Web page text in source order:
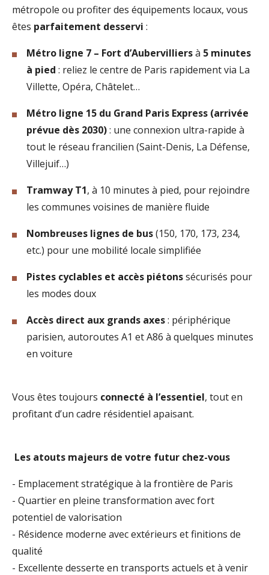
métropole ou profiter des équipements locaux, vous
êtes parfaitement desservi :
Métro ligne 7 – Fort d’Aubervilliersà 5 minutes
à pied : reliez le centre de Paris rapidement via La
Villette, Opéra, Châtelet…
Métro ligne 15 du Grand Paris Express (arrivée
prévue dès 2030): une connexion ultra-rapide à
tout le réseau francilien (Saint-Denis, La Défense,
Villejuif…)
Tramway T1, à 10 minutes à pied, pour rejoindre
les communes voisines de manière fluide
Nombreuses lignes de bus(150, 170, 173, 234,
etc.) pour une mobilité locale simplifiée
Pistes cyclables et accès piétonssécurisés pour
les modes doux
Accès direct aux grands axes: périphérique
parisien, autoroutes A1 et A86 à quelques minutes
en voiture
Vous êtes toujours connecté à l’essentiel, tout en
profitant d’un cadre résidentiel apaisant.
Les atouts majeurs de votre futur chez-vous
- Emplacement stratégique à la frontière de Paris
- Quartier en pleine transformation avec fort
potentiel de valorisation
- Résidence moderne avec extérieurs et finitions de
qualité
- Excellente desserte en transports actuels et à venir